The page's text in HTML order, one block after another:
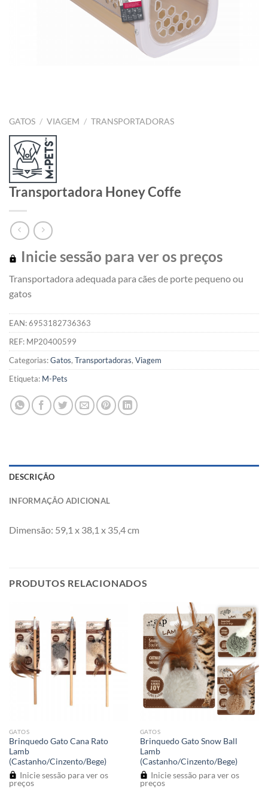
GATOS / VIAGEM / TRANSPORTADORAS
Transportadora Honey Coffe
Inicie sessão para ver os preços
Transportadora adequada para cães de porte pequeno ou
gatos
EAN:6953182736363
REF: MP20400599
Categorias:Gatos, Transportadoras, Viagem
Etiqueta: M-Pets
DESCRIÇÃO
INFORMAÇÃO ADICIONAL
Dimensão: 59,1 x 38,1 x 35,4 cm
PRODUTOS RELACIONADOS
GATOS
Brinquedo Gato Cana Rato
Lamb
(Castanho/Cinzento/Bege)
Inicie sessão para ver os
preços
GATOS
Brinquedo Gato Snow Ball
Lamb
(Castanho/Cinzento/Bege)
Inicie sessão para ver os
preços